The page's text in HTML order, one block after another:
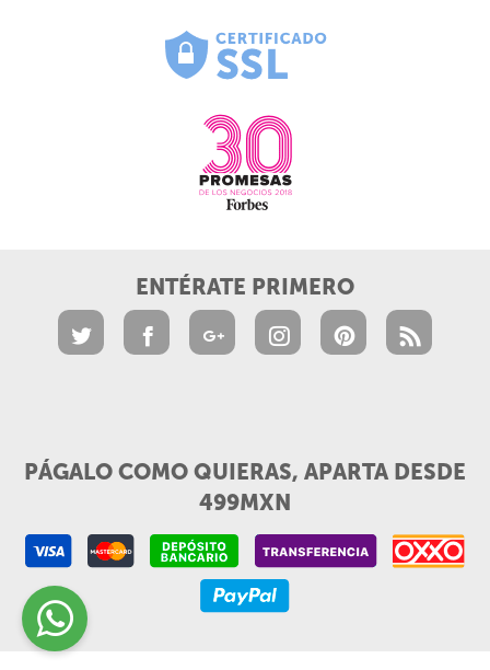
ENTÉRATE PRIMERO
PÁGALO COMO QUIERAS, APARTA DESDE
499MXN